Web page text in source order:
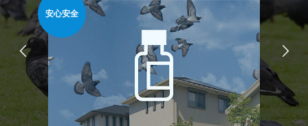
安心安全